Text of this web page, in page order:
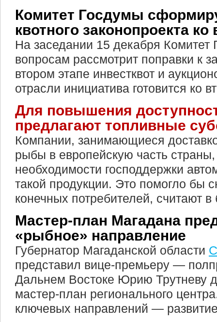
Комитет Госдумы
квотного законопроекта
На заседании 15 декабря
вопросам рассмотрит поправки к
втором этапе инвестквот и
отрасли инициатива готовится ко
Для повышения
предлагают топливные
Компании, занимающиеся
рыбы в европейскую часть страны,
необходимости господдержки
такой продукции. Это помогло бы
конечных потребителей, считают
Мастер-план Магадана
«рыбное» направление
Губернатор Магаданской области
представил вице-премьеру —
Дальнем Востоке Юрию Трутневу
мастер-план регионального
ключевых направлений —